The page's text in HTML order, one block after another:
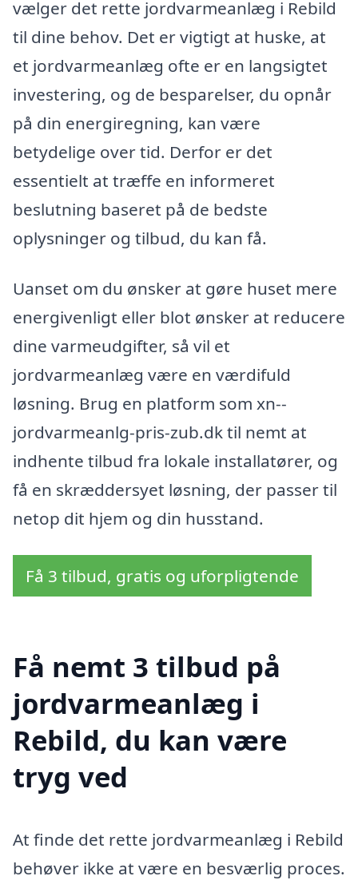
vælger det rette jordvarmeanlæg i Rebild
til dine behov. Det er vigtigt at huske, at
et jordvarmeanlæg ofte er en langsigtet
investering, og de besparelser, du opnår
på din energiregning, kan være
betydelige over tid. Derfor er det
essentielt at træffe en informeret
beslutning baseret på de bedste
oplysninger og tilbud, du kan få.
Uanset om du ønsker at gøre huset mere
energivenligt eller blot ønsker at reducere
dine varmeudgifter, så vil et
jordvarmeanlæg være en værdifuld
løsning. Brug en platform som xn--
jordvarmeanlg-pris-zub.dk til nemt at
indhente tilbud fra lokale installatører, og
få en skræddersyet løsning, der passer til
netop dit hjem og din husstand.
Få 3 tilbud, gratis og uforpligtende
Få nemt 3 tilbud på
jordvarmeanlæg i
Rebild, du kan være
tryg ved
At finde det rette jordvarmeanlæg i Rebild
behøver ikke at være en besværlig proces.